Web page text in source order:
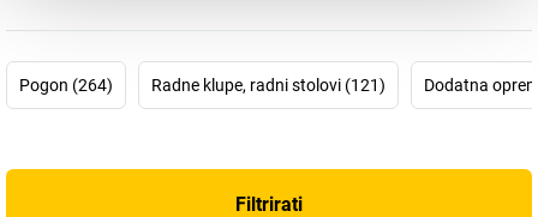
su drvene ploče iznimno opteretive te su, zahvaljujući jedinstvenoj
geometriji profila, stabilnije od modela drugih proizvođača. Stoga
Pogon (264) Radne klupe, radni stolovi (121) Dodatna
Filtrirati